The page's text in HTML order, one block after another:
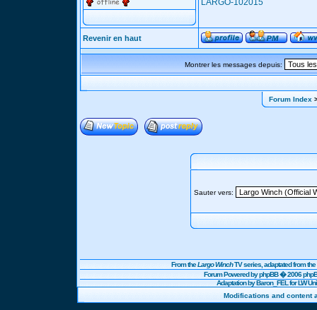
LARGO-102015
Revenir en haut
Montrer les messages depuis:
Forum Index
Sauter vers:
From theLargo WinchTV series, adaptated from
Forum Powered byphpBB� 2006
Adaptation by Baron_FEL for LW
Modifications and content